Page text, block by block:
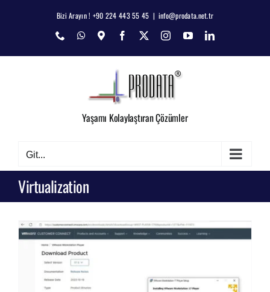
Bizi Arayın ! +90 224 443 55 45 | info@prodata.net.tr
Phone WhatsApp
Map Facebook Instagram
YouTubeLinkedIn
Yaşamı Kolaylaştıran Çözümler
Git...
Virtualization